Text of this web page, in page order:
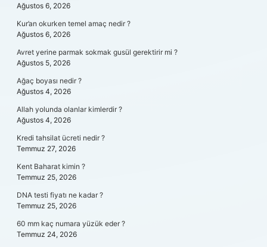
Ağustos 6, 2026
Kur’an okurken temel amaç nedir ?
Ağustos 6, 2026
Avret yerine parmak sokmak gusül gerektirir mi ?
Ağustos 5, 2026
Ağaç boyası nedir ?
Ağustos 4, 2026
Allah yolunda olanlar kimlerdir ?
Ağustos 4, 2026
Kredi tahsilat ücreti nedir ?
Temmuz 27, 2026
Kent Baharat kimin ?
Temmuz 25, 2026
DNA testi fiyatı ne kadar ?
Temmuz 25, 2026
60 mm kaç numara yüzük eder ?
Temmuz 24, 2026